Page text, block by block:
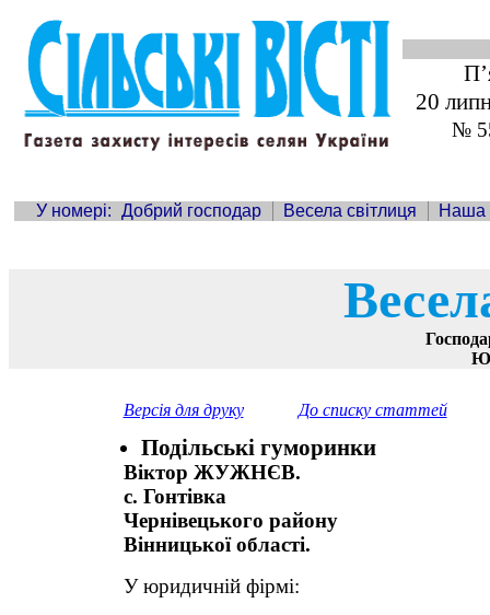
20
№
У номері: Добрий господар Весела світлиця Наша
Версія для друку До списку статтей
Подільські гуморинки
Віктор ЖУЖНЄВ.
с. Гонтівка
Чернівецького району
Вінницької області.
У юридичній фірмі: